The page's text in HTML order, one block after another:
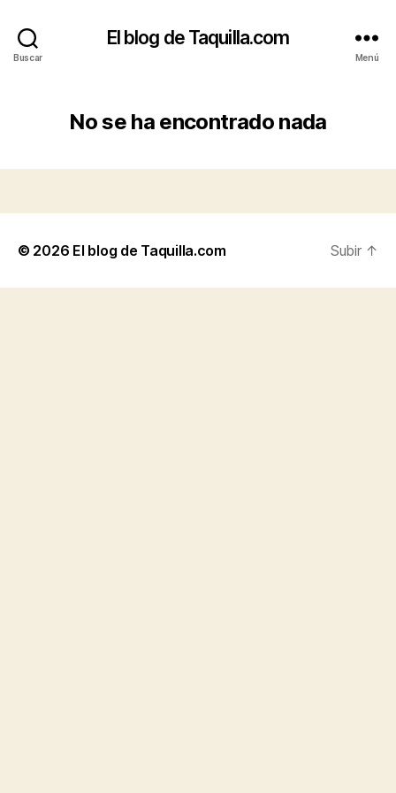
Buscar
El blog de Taquilla.com
Menú
No se ha encontrado nada
© 2026 El blog de Taquilla.com Subir ↑